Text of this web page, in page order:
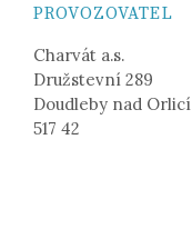
PROVOZOVATEL
Charvát a.s.
Družstevní 289
Doudleby nad Orlicí
517 42